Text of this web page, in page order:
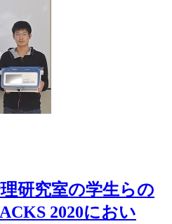
研究室の学⽣らの
2020におい